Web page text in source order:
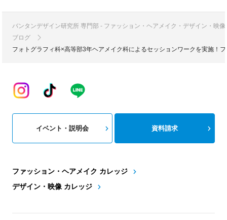
バンタンデザイン研究所 専門部 - ファッション・ヘアメイク・デザイン・映
ブログ
フォトグラフィ科×高等部3年ヘアメイク科によるセッションワークを実施！
ファッション・ヘアメイク カレッジ
デザイン・映像 カレッジ
イベント・説明会 資料請求